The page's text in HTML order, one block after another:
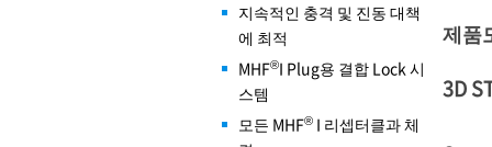
지속적인 충격 및 진동 대책
에 최적
MHF®I Plug용 결합 Lock 시
스템
모든 MHF® I 리셉터클과 체
제품
3D